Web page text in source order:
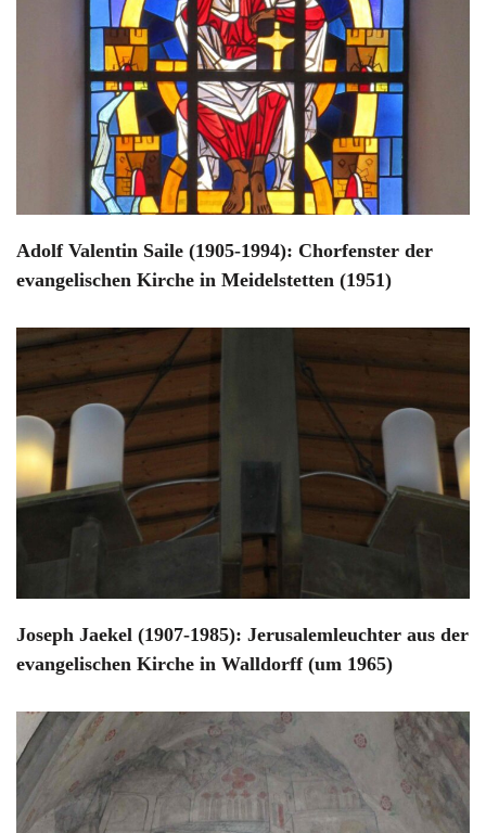
Adolf Valentin Saile (1905-1994): Chorfenster der
evangelischen Kirche in Meidelstetten (1951)
Joseph Jaekel (1907-1985): Jerusalemleuchter aus der
evangelischen Kirche in Walldorff (um 1965)